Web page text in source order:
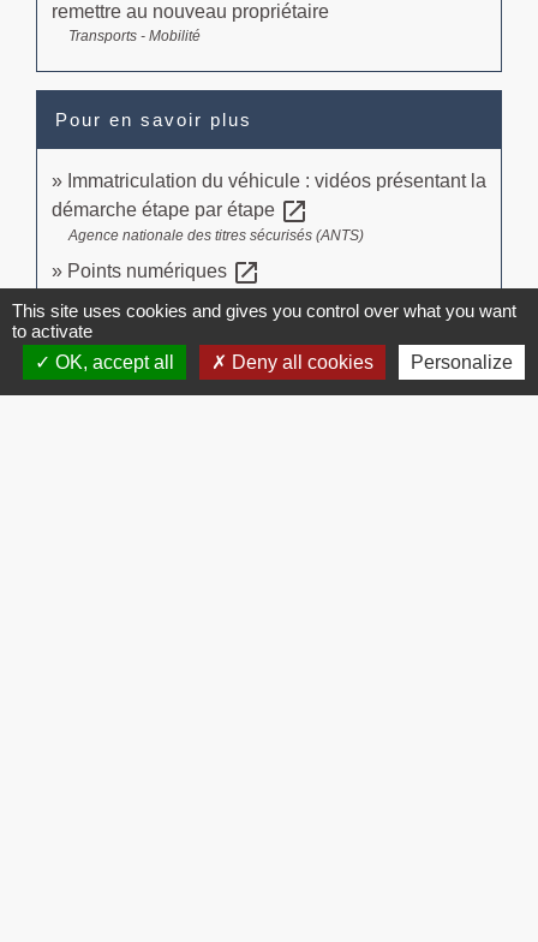
remettre au nouveau propriétaire
Transports - Mobilité
Pour en savoir plus
Immatriculation du véhicule : vidéos présentant la
démarche étape par étape open_in_new
Agence nationale des titres sécurisés (ANTS)
Points numériques open_in_new
Importation en France d'un véhicule
Ministère chargé des finances
This site uses cookies and gives you control over what you want
to activate
OK, accept all
Deny all cookies Personalize